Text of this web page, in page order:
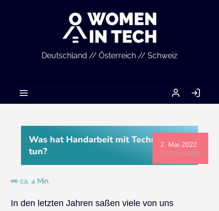
Deutschland // Österreich // Schweiz
MEIN
ACCOUNT
2. Mai 2022
Kommentare
Was hat Handarbeit mit Technik zu
tun?
ca. 4 Min.
In den letzten Jahren saßen viele von uns